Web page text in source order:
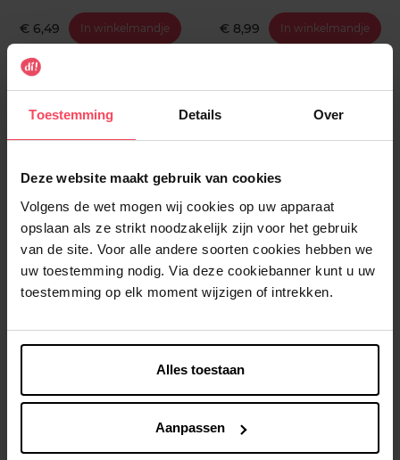
Toestemming Details Over
Deze website maakt gebruik van cookies
Volgens de wet mogen wij cookies op uw apparaat
opslaan als ze strikt noodzakelijk zijn voor het gebruik
van de site. Voor alle andere soorten cookies hebben we
uw toestemming nodig. Via deze cookiebanner kunt u uw
toestemming op elk moment wijzigen of intrekken.
Alles toestaan
Aanpassen
€ 6,49 In winkelmandje € 8,99 In winkelmandje
DI
Kunstgebit borstel
Tandenborstel